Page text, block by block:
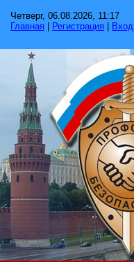
Четверг, 06.08.2026, 11:17
Главная
Регистрация Вход